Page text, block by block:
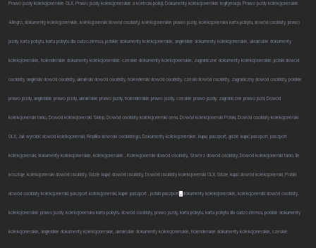
Prawo jazdy kolekcjonerskie OLX, Prawo jazdy kolekcjonerskie a kontrola policji, Dokumenty kolekcjonerskie legitymacja, Prawo jazdy kolekcjonerskie
Allegro, dokumenty kolekcjonerskie, kolekcjonerski dowód osobisty, kolekcjonerskie prawo jazdy, kolekcjonerska karta pobytu, dowód osobisty, prawo
jazdy, karta pobytu, karta pobytu dla cudzoziemca, polskie dokumenty kolekcjonerskie, angielskie dokumenty kolekcjonerskie, ukraińskie dokumenty
kolekcjonerskie, holenderskie dokumenty kolekcjonerskie, czeskie dokumenty kolekcjonerskie, zagraniczne dokumenty kolekcjonerskie, polski dowód
osobisty, angielski dowód osobisty, ukraiński dowód osobisty, holenderski dowód osobisty, czeski dowód osobisty, zagraniczny dowód osobisty, polskie
prawo jazdy, angielskie prawo jazdy, ukraińskie prawo jazdy, holenderskie prawo jazdy, czeskie prawo jazdy, zagraniczne prawo jazd, Dowód
kolekcjonerski tanio, Dowód kolekcjonerski Sklep, Dowód osobisty kolekcjonerski cena, Dowód kolekcjonerski Polski, Dowód osobisty kolekcjonerski
OLX, Jak wyrobić dowód kolekcjonerski, Replika dowodu osobistego, Dokumenty kolekcjonerskie, kupię paszport, gdzie kupić paszport, paszport
kolekcjonerski, dokumenty kolekcjonerskie, kolekcjonerskie , Kolekcjonerski dowód osobisty, Stwórz dowód osobisty, Dowód kolekcjonerski tanio, Ile
kosztuje kolekcjonerski dowód osobisty, Gdzie kupić dowód osobisty, Dowód osobisty kolekcjonerski OLX, Gdzie kupić dowód kolekcjonerski, Polski
dowód osobisty kolekcjonerski, paszport kolekcjonerski, kupie paszport , polski paszport , dokumenty kolekcjonerskie, kolekcjonerski dowód osobisty,
kolekcjonerskie prawo jazdy, kolekcjonerska karta pobytu, dowód osobisty, prawo jazdy, karta pobytu, karta pobytu dla cudzoziemca, polskie dokumenty
kolekcjonerskie, angielskie dokumenty kolekcjonerskie, ukraińskie dokumenty kolekcjonerskie, holenderskie dokumenty kolekcjonerskie, czeskie